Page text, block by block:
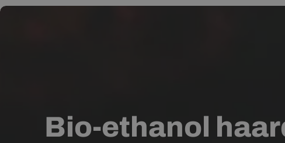
Bio-ethanol